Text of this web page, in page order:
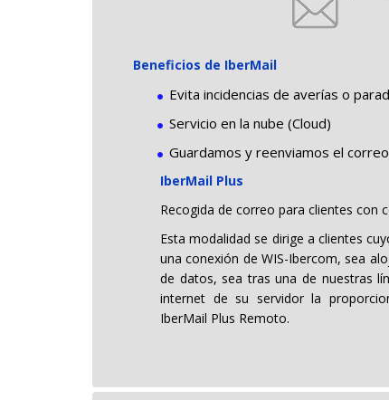
Beneficios de IberMail
Evita incidencias de averías o
Servicio en la nube (Cloud)
Guardamos y reenviamos el
IberMail Plus
Recogida de correo para clientes con
Esta modalidad se dirige a clientes
una conexión de WIS-Ibercom, sea
de datos, sea tras una de nuestras
internet de su servidor la
IberMail Plus Remoto.